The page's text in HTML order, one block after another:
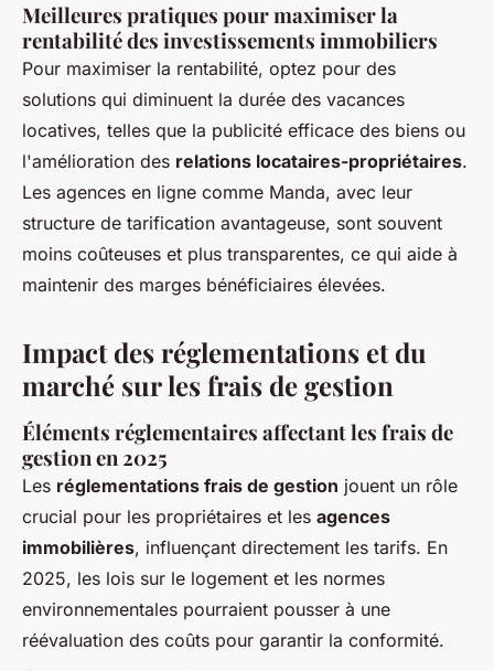
Meilleures pratiques pour maximiser la
rentabilité des investissements immobiliers
Pour maximiser la rentabilité, optez pour des
solutions qui diminuent la durée des vacances
locatives, telles que la publicité efficace des biens ou
l'amélioration des relations locataires-propriétaires.
Les agences en ligne comme Manda, avec leur
structure de tarification avantageuse, sont souvent
moins coûteuses et plus transparentes, ce qui aide à
maintenir des marges bénéficiaires élevées.
Impact des réglementations et du
marché sur les frais de gestion
Éléments réglementaires affectant les frais de
gestion en 2025
Les réglementations frais de gestion jouent un rôle
crucial pour les propriétaires et les agences
immobilières, influençant directement les tarifs. En
2025, les lois sur le logement et les normes
environnementales pourraient pousser à une
réévaluation des coûts pour garantir la conformité.